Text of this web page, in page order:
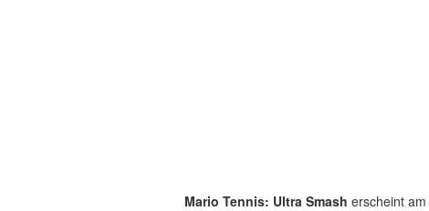
Mario Tennis: Ultra Smash erscheint am